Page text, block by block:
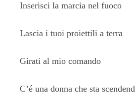
Inserisci la marcia nel fuoco
Lascia i tuoi proiettili a terra
Girati al mio comando
C’é una donna che sta